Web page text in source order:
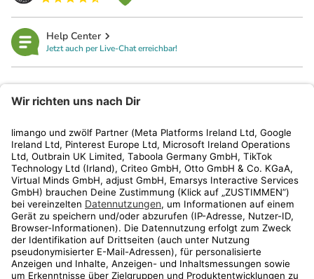
Help Center
Jetzt auch per Live-Chat erreichbar!
Kundenservice
Shop
Aktionen
Travel